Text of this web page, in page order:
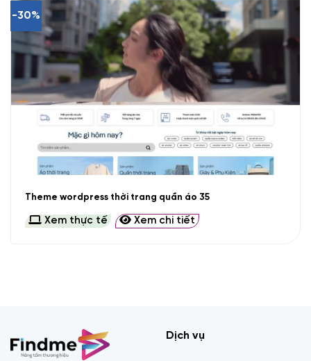
-30%
Theme wordpress thời trang quần áo 35
Xem thực tế Xem chi tiết
Dịch vụ